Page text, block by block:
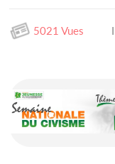
5021 Vues